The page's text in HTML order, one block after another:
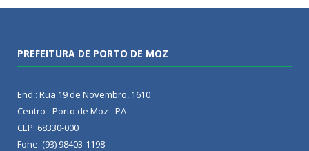
PREFEITURA DE PORTO DE MOZ
End.: Rua 19 de Novembro, 1610
Centro - Porto de Moz - PA
CEP: 68330-000
Fone: (93) 98403-1198